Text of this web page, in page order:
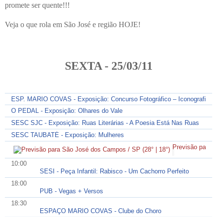
promete ser quente!!!
Veja o que rola em São José e região HOJE!
SEXTA - 25/03/11
ESP. MARIO COVAS - Exposição: Concurso Fotográfico – Iconografia
O PEDAL - Exposição: Olhares do Vale
SESC SJC - Exposição: Ruas Literárias - A Poesia Está Nas Ruas
SESC TAUBATÉ - Exposição: Mulheres
Previsão para
10:00
SESI - Peça Infantil: Rabisco - Um Cachorro Perfeito
18:00
PUB - Vegas + Versos
18:30
ESPAÇO MARIO COVAS - Clube do Choro